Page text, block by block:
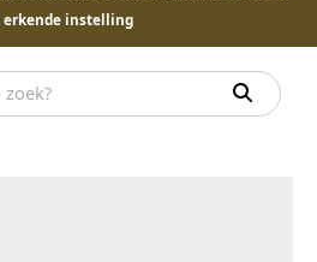
erkende instelling